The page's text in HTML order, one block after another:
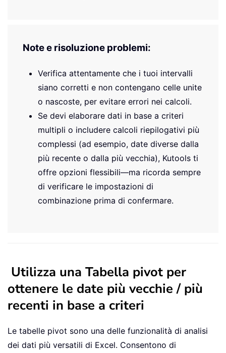
Note e risoluzione problemi:
Verifica attentamente che i tuoi intervalli
siano corretti e non contengano celle unite
o nascoste, per evitare errori nei calcoli.
Se devi elaborare dati in base a criteri
multipli o includere calcoli riepilogativi più
complessi (ad esempio, date diverse dalla
più recente o dalla più vecchia), Kutools ti
offre opzioni flessibili—ma ricorda sempre
di verificare le impostazioni di
combinazione prima di confermare.
Utilizza una Tabella pivot per
ottenere le date più vecchie / più
recenti in base a criteri
Le tabelle pivot sono una delle funzionalità di analisi
dei dati più versatili di Excel. Consentono di